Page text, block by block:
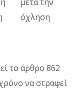
μετά την
όχληση
το άρθρο 862
να στραφεί